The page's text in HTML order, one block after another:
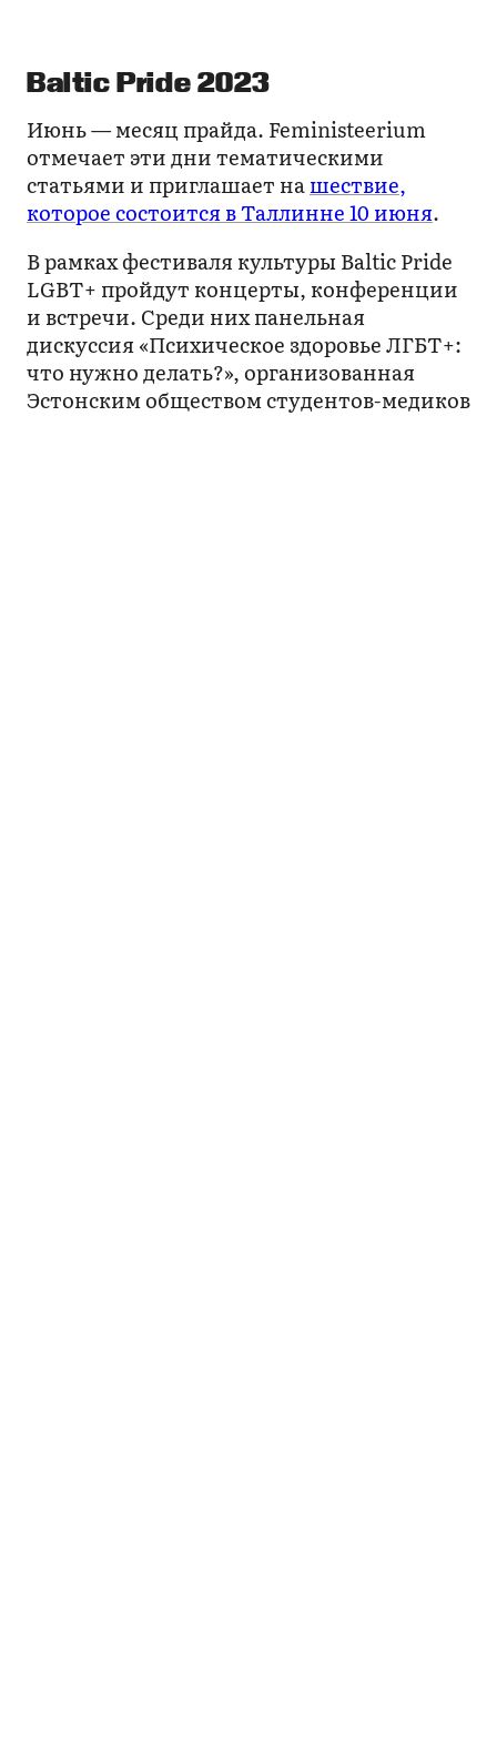
Baltic Pride 2023
Июнь — месяц прайда. Feministeerium
отмечает эти дни тематическими
статьями и приглашает нашествие,
которое состоится в Таллинне 10 июня.
В рамках фестиваля культуры Baltic Pride
LGBT+ пройдут концерты, конференции
и встречи. Среди них панельная
дискуссия «Психическое здоровье ЛГБТ+:
что нужно делать?», организованная
Эстонским обществом студентов-медиков